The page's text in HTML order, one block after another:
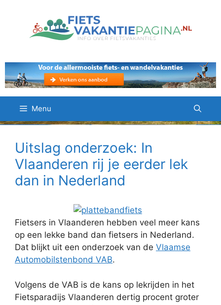
Menu
Uitslag onderzoek: In
Vlaanderen rij je eerder lek
dan in Nederland
Fietsers in Vlaanderen hebben veel meer kans
op een lekke band dan fietsers in Nederland.
Dat blijkt uit een onderzoek van de Vlaamse
Automobilstenbond VAB.
Volgens de VAB is de kans op lekrijden in het
Fietsparadijs Vlaanderen dertig procent groter